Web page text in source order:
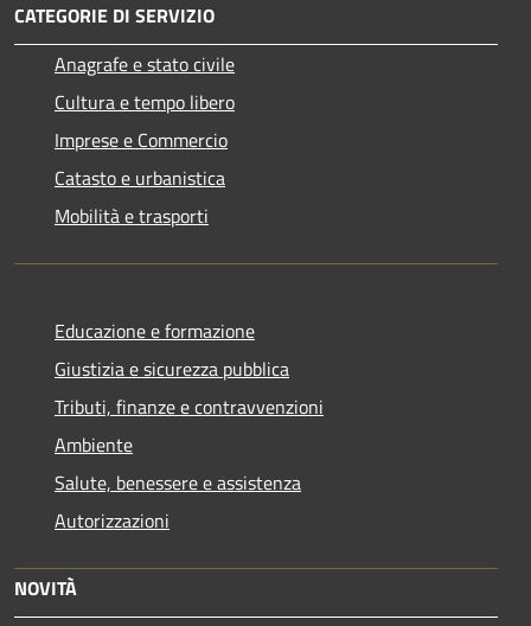
CATEGORIE DI SERVIZIO
Anagrafe e stato civile
Cultura e tempo libero
Imprese e Commercio
Catasto e urbanistica
Mobilità e trasporti
Educazione e formazione
Giustizia e sicurezza pubblica
Tributi, finanze e contravvenzioni
Ambiente
Salute, benessere e assistenza
Autorizzazioni
NOVITÀ